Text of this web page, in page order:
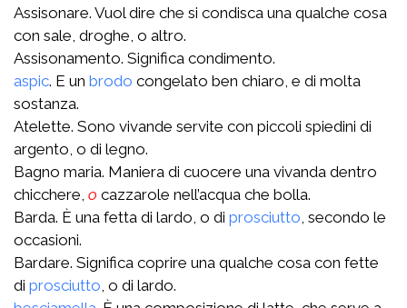
Assisonare. Vuol dire che si condisca una qualche cosa
con sale, droghe, o altro.
Assisonamento. Significa condimento.
aspic. E un brodo congelato ben chiaro, e di molta
sostanza.
Atelette. Sono vivande servite con piccoli spiedini di
argento, o di legno.
Bagno maria. Maniera di cuocere una vivanda dentro
chicchere, o cazzarole nell’acqua che bolla.
Barda. È una fetta di lardo, o di prosciutto , secondo le
occasioni.
Bardare. Significa coprire una qualche cosa con fette
di prosciutto , o di lardo.